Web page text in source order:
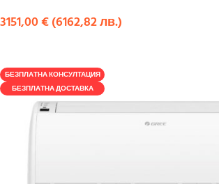
3151,00€(6162,82лв.)
БЕЗПЛАТНА КОНСУЛТАЦИЯ
БЕЗПЛАТНА ДОСТАВКА